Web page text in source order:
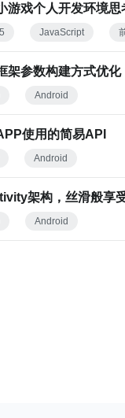
游戏个人开发环境思
JavaScript
架参数构建方式优化
Android
使用的简易API
Android
架构，丝滑般享
Android